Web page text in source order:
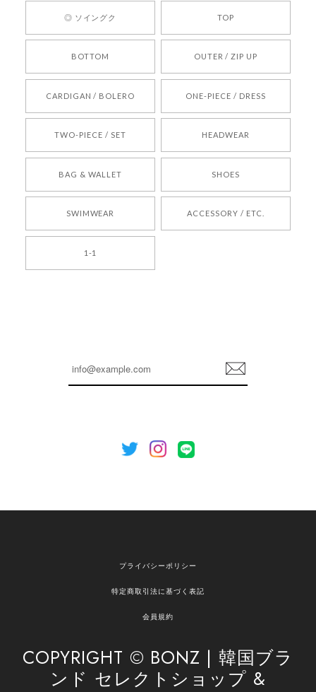
りお待ちしております。
2026/05/24
250
2026/05/24
2026/04/14
を心がけてまいります。 またお探しの商品がござ
欲しかったものが買えて嬉しいです！ またお願いします。
の商品のお手伝いができ、喜んでいただけて大変
安心してお任せいただけるよう、丁寧な対応を心
がけてまいります。 また気になる商品がございま
◎ ソイングク TOP
BOTTOM OUTER / ZIP UP
CARDIGAN / BOLERO ONE-PIECE / DRESS
TWO-PIECE / SET HEADWEAR
BAG & WALLET SHOES
SWIMWEAR ACCESSORY / ETC.
1-1
登
録
プライバシーポリシー
特定商取引法に基づく表記
会員規約
COPYRIGHT © BONZ | 韓国ブラ
ンド セレクトショップ &